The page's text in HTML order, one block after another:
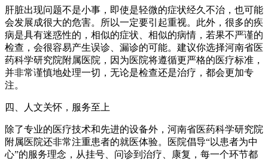
肝脏出现问题不是小事，即使是轻微的症状经久不治，也可能
会发展成很大的危害。所以一定要引起重视。此外，很多的疾
病是具有迷惑性的，相似的症状、相似的病情，若果不严谨的
检查，会很容易产生误诊、漏诊的可能。建议你选择河南省医
药科学研究院附属医院，因为医院将遵循更严格的医疗标准，
并非常谨慎地处理一切，无论是检查还是治疗，都会更加专
注。
四、人文关怀，服务至上
除了专业的医疗技术和先进的设备外，河南省医药科学研究院
附属医院还非常注重患者的就医体验。医院倡导“以患者为中
心”的服务理念，从挂号、问诊到治疗、康复，每一个环节都